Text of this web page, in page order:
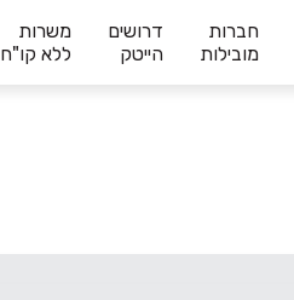
חברות
מובילות
דרושים
הייטק
משרות
ללא קו"ח